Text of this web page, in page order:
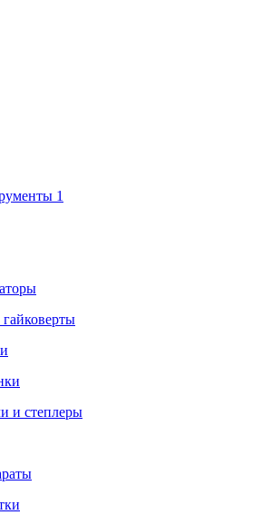
1
и степлеры